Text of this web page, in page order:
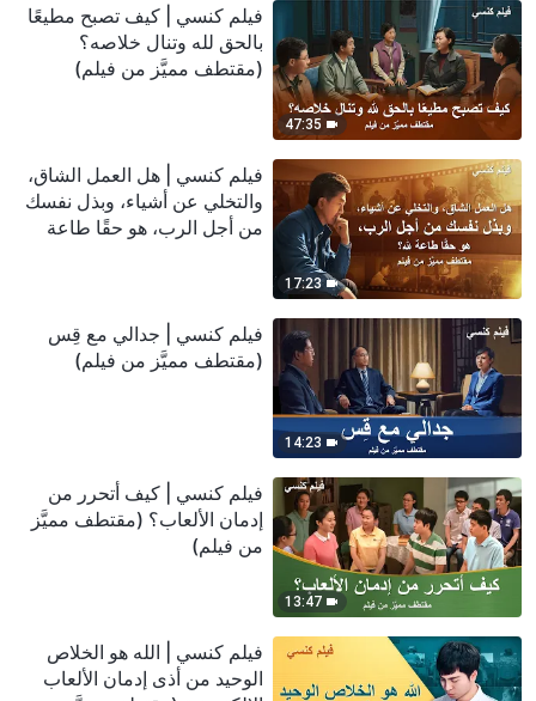
47:35
فيلم كنسي | كيف تصبح مطيعًا
بالحق لله وتنال خلاصه؟
(مقتطف مميَّز من فيلم)
17:23
فيلم كنسي | هل العمل الشاق،
والتخلي عن أشياء، وبذل نفسك
من أجل الرب، هو حقًا طاعة
14:23
فيلم كنسي | جدالي مع قِس
(مقتطف مميَّز من فيلم)
13:47
فيلم كنسي | كيف أتحرر من
إدمان الألعاب؟ (مقتطف مميَّز
من فيلم)
فيلم كنسي | الله هو الخلاص
الوحيد من أذى إدمان الألعاب